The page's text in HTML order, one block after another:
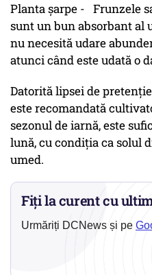
Planta șarpe - Frunzele
sunt un bun absorbant al
nu necesită udare
atunci când este udată o
Datorită lipsei de
este recomandată
sezonul de iarnă, este
lună, cu condiția ca solul
umed.
Fiți la curent cu
Urmăriți DCNews și pe